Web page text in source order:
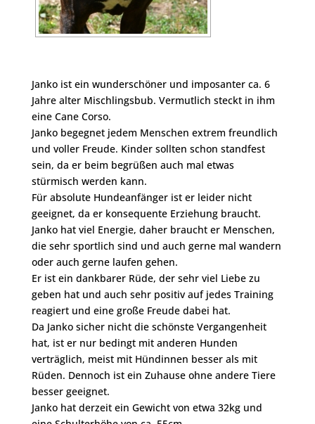
Janko ist ein wunderschöner und imposanter ca. 6
Jahre alter Mischlingsbub. Vermutlich steckt in ihm
eine Cane Corso.
Janko begegnet jedem Menschen extrem freundlich
und voller Freude. Kinder sollten schon standfest
sein, da er beim begrüßen auch mal etwas
stürmisch werden kann.
Für absolute Hundeanfänger ist er leider nicht
geeignet, da er konsequente Erziehung braucht.
Janko hat viel Energie, daher braucht er Menschen,
die sehr sportlich sind und auch gerne mal wandern
oder auch gerne laufen gehen.
Er ist ein dankbarer Rüde, der sehr viel Liebe zu
geben hat und auch sehr positiv auf jedes Training
reagiert und eine große Freude dabei hat.
Da Janko sicher nicht die schönste Vergangenheit
hat, ist er nur bedingt mit anderen Hunden
verträglich, meist mit Hündinnen besser als mit
Rüden. Dennoch ist ein Zuhause ohne andere Tiere
besser geeignet.
Janko hat derzeit ein Gewicht von etwa 32kg und